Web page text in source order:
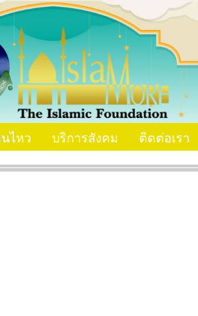
ไหว บริการสังคม
ติดต่อเรา